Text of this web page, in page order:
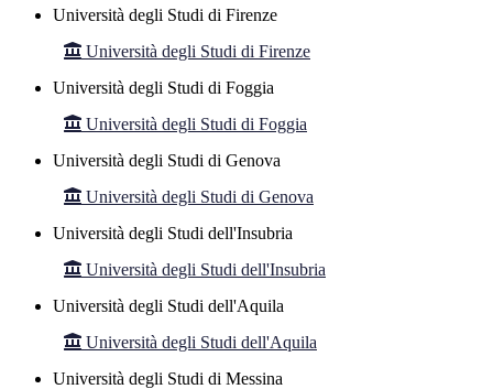
Università degli Studi di Firenze
Università degli Studi di Firenze
Università degli Studi di Foggia
Università degli Studi di Foggia
Università degli Studi di Genova
Università degli Studi di Genova
Università degli Studi dell'Insubria
Università degli Studi dell'Insubria
Università degli Studi dell'Aquila
Università degli Studi dell'Aquila
Università degli Studi di Messina